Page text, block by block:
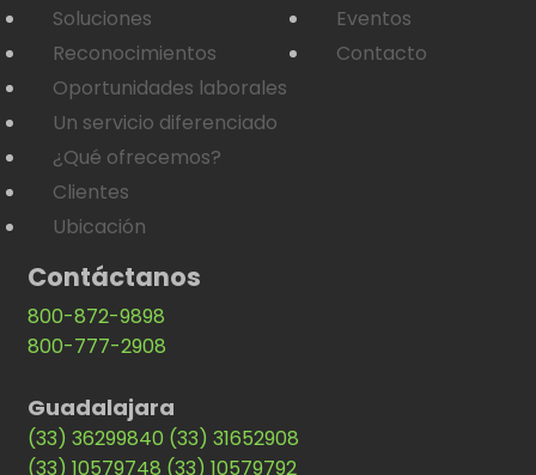
Soluciones
Reconocimientos
Oportunidades laborales
Un servicio diferenciado
¿Qué ofrecemos?
Clientes
Ubicación
Eventos
Contacto
Contáctanos
800-872-9898
800-777-2908
Guadalajara
(33) 36299840 (33) 31652908
(33) 10579748 (33) 10579792